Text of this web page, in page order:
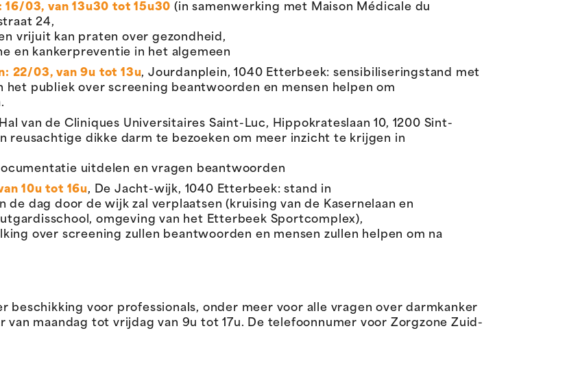
03, van 13u30 tot 15u30 (in samenwerking met Maison Médicale du
24,
vrijuit kan praten over gezondheid,
en kankerpreventie in het algemeen
22/03, van 9u tot 13u, Jourdanplein, 1040 Etterbeek: sensibiliseringstand met
het publiek over screening beantwoorden en mensen helpen om
van de Cliniques Universitaires Saint-Luc, Hippokrateslaan 10, 1200 Sint-
reusachtige dikke darm te bezoeken om meer inzicht te krijgen in
uitdelen en vragen beantwoorden
10u tot 16u, De Jacht-wijk, 1040 Etterbeek: stand in
dag door de wijk zal verplaatsen (kruising van de Kasernelaan en
omgeving van het Etterbeek Sportcomplex),
over screening zullen beantwoorden en mensen zullen helpen om na
beschikking voor professionals, onder meer voor alle vragen over darmkanker
maandag tot vrijdag van 9u tot 17u. De telefoonnumer voor Zorgzone Zuid-